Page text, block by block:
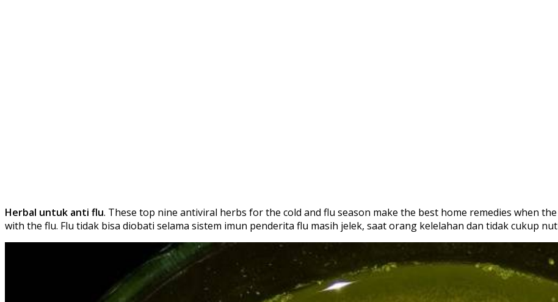
Herbal untuk anti flu. These top nine antiviral herbs for the cold and flu season make the best home remedies when
with the flu. Flu tidak bisa diobati selama sistem imun penderita flu masih jelek, saat orang kelelahan dan tidak cukup